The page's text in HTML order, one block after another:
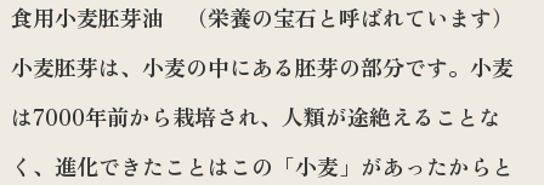
食用小麦胚芽油 （栄養の宝石と呼ばれています）
小麦胚芽は、小麦の中にある胚芽の部分です。小麦
は7000年前から栽培され、人類が途絶えることな
く、進化できたことはこの「小麦」があったからと